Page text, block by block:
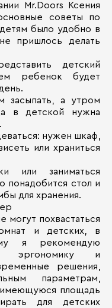
Mr.Doors Ксения
советы по
было удобно в
пришлось делать
детский
ребенок будет
засыпать, а утром
в детской нужна
нужен шкаф,
или храниться
или заниматься
понадобится стол и
для хранения.
могут похвастаться
и детских, в
я рекомендую
эргономику и
решения,
параметрам,
имеющуюся площадь
для детских